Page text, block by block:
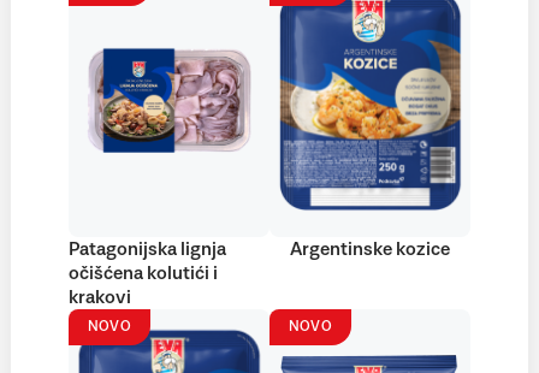
Patagonijska lignja
očišćena kolutići i
krakovi
Argentinske kozice
NOVO NOVO